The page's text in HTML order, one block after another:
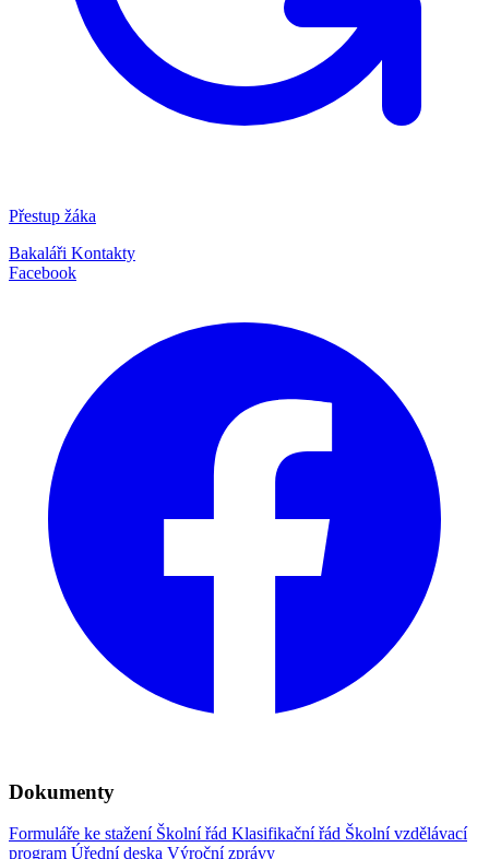
Přestup žáka
Bakaláři Kontakty
Facebook
Dokumenty
Formuláře ke stažení Školní řád Klasifikační řád Školní vzdělávací
program Úřední deska Výroční zprávy